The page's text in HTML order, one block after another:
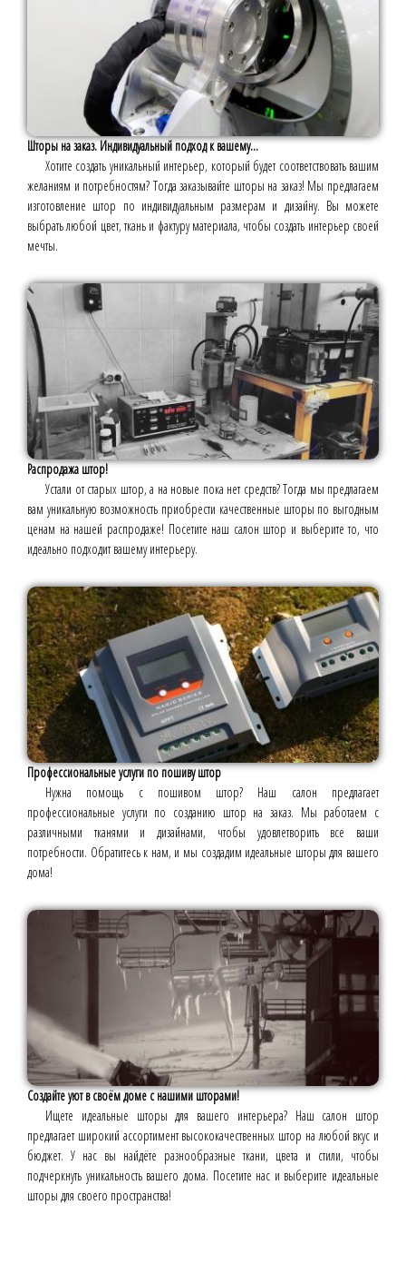
Шторы на заказ. Индивидуальный подход к вашему...
Хотите создать уникальный интерьер, который будет соответствовать вашим
желаниям и потребностям? Тогда заказывайте шторы на заказ! Мы предлагаем
изготовление штор по индивидуальным размерам и дизайну. Вы можете
выбрать любой цвет, ткань и фактуру материала, чтобы создать интерьер своей
мечты.
Распродажа штор!
Устали от старых штор, а на новые пока нет средств? Тогда мы предлагаем
вам уникальную возможность приобрести качественные шторы по выгодным
ценам на нашей распродаже! Посетите наш салон штор и выберите то, что
идеально подходит вашему интерьеру.
Профессиональные услуги по пошиву штор
Нужна помощь с пошивом штор? Наш салон предлагает
профессиональные услуги по созданию штор на заказ. Мы работаем с
различными тканями и дизайнами, чтобы удовлетворить все ваши
потребности. Обратитесь к нам, и мы создадим идеальные шторы для вашего
дома!
Создайте уют в своём доме с нашими шторами!
Ищете идеальные шторы для вашего интерьера? Наш салон штор
предлагает широкий ассортимент высококачественных штор на любой вкус и
бюджет. У нас вы найдёте разнообразные ткани, цвета и стили, чтобы
подчеркнуть уникальность вашего дома. Посетите нас и выберите идеальные
шторы для своего пространства!